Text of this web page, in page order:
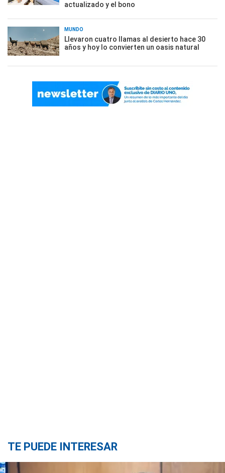
actualizado y el bono
MUNDO
Llevaron cuatro llamas al desierto hace 30
años y hoy lo convierten un oasis natural
TE PUEDE INTERESAR